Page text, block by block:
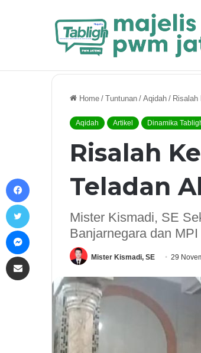
Breaking News
Strategi Penguatan
Home / Tuntunan / Aqidah / Risalah
Aqidah Artikel Dinamika
Risalah
Teladan
Mister Kismadi, SE
Banjarnegara dan
Mister Kismadi, SE 29